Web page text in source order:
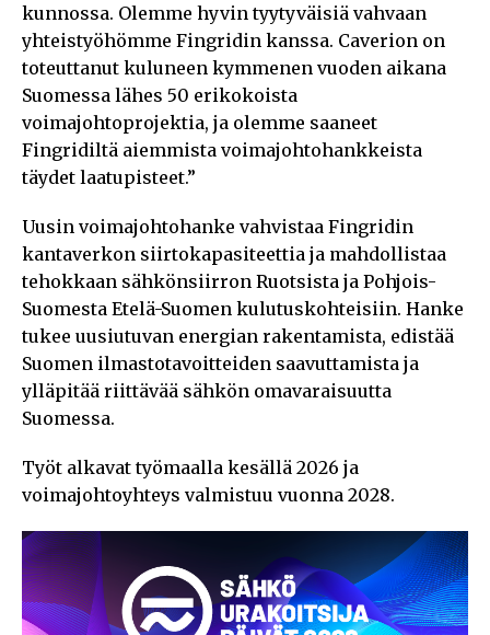
kunnossa. Olemme hyvin tyytyväisiä vahvaan
yhteistyöhömme Fingridin kanssa. Caverion on
toteuttanut kuluneen kymmenen vuoden aikana
Suomessa lähes 50 erikokoista
voimajohtoprojektia, ja olemme saaneet
Fingridiltä aiemmista voimajohtohankkeista
täydet laatupisteet.”
Uusin voimajohtohanke vahvistaa Fingridin
kantaverkon siirtokapasiteettia ja mahdollistaa
tehokkaan sähkönsiirron Ruotsista ja Pohjois-
Suomesta Etelä-Suomen kulutuskohteisiin. Hanke
tukee uusiutuvan energian rakentamista, edistää
Suomen ilmastotavoitteiden saavuttamista ja
ylläpitää riittävää sähkön omavaraisuutta
Suomessa.
Työt alkavat työmaalla kesällä 2026 ja
voimajohtoyhteys valmistuu vuonna 2028.